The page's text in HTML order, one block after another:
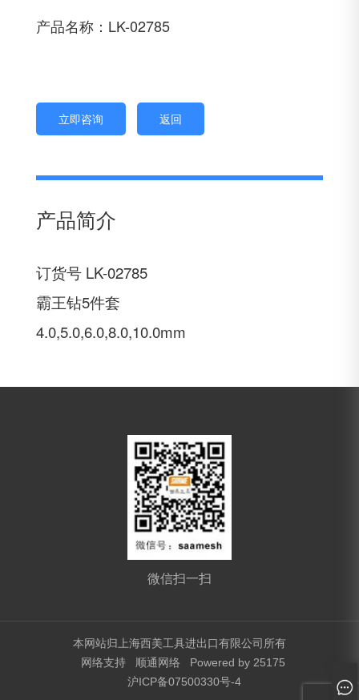
产品名称：LK-02785
立即咨询 返回
产品简介
订货号 LK-02785
霸王钻5件套
4.0,5.0,6.0,8.0,10.0mm
微信扫一扫
本网站归上海西美工具进出口有限公司所有
网络支持
顺通网络
Powered by 25175
沪ICP备07500330号-4